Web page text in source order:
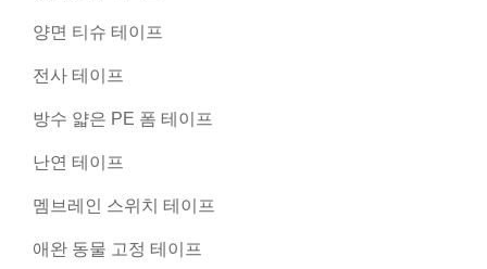
양면 티슈 테이프
전사 테이프
방수 얇은 PE 폼 테이프
난연 테이프
멤브레인 스위치 테이프
애완 동물 고정 테이프